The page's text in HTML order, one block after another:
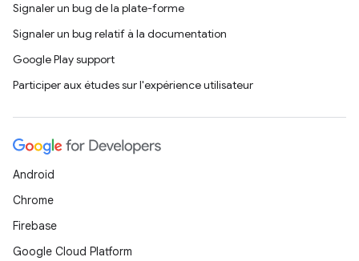
Signaler un bug de la plate-forme
Signaler un bug relatif à la documentation
Google Play support
Participer aux études sur l'expérience utilisateur
Android
Chrome
Firebase
Google Cloud Platform